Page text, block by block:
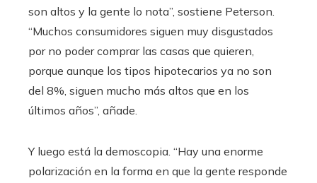
son altos y la gente lo nota”, sostiene Peterson.
“Muchos consumidores siguen muy disgustados
por no poder comprar las casas que quieren,
porque aunque los tipos hipotecarios ya no son
del 8%, siguen mucho más altos que en los
últimos años”, añade.
Y luego está la demoscopia. “Hay una enorme
polarización en la forma en que la gente responde